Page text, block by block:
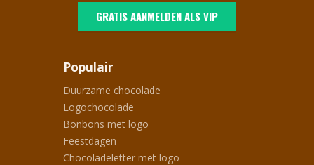
GRATIS AANMELDEN ALS VIP
Populair
Duurzame chocolade
Logochocolade
Bonbons met logo
Feestdagen
Chocoladeletter met logo